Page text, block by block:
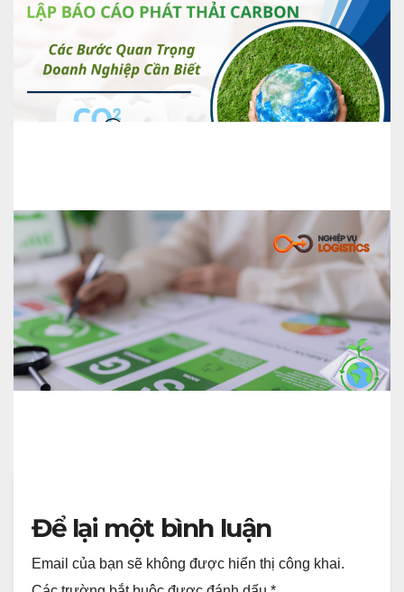
Để lại một bình luận
Email của bạn sẽ không được hiển thị công khai.